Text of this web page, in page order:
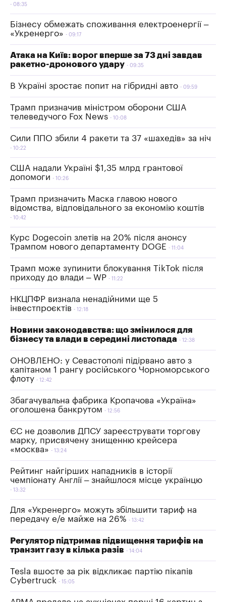
08:35
Бізнесу обмежать споживання електроенергії –
«Укренерго»
09:17
Атака на Київ: ворог вперше за 73 дні завдав
ракетно-дронового удару
09:35
В Україні зростає попит на гібридні авто 09:59
Трамп призначив міністром оборони США
телеведучого Fox News
10:08
Сили ППО збили 4 ракети та 37 «шахедів» за ніч
10:22
США надали Україні $1,35 млрд грантової
допомоги
10:26
Трамп призначить Маска главою нового
відомства, відповідального за економію коштів
10:42
Курс Dogecoin злетів на 20% після анонсу
Трампом нового департаменту DOGE
11:04
Трамп може зупинити блокування TikTok після
приходу до влади – WP
11:22
НКЦПФР визнала ненадійними ще 5
інвестпроєктів
12:18
Новини законодавства: що змінилося для
бізнесу та влади в середині листопада
12:38
ОНОВЛЕНО: у Севастополі підірвано авто з
капітаном 1 рангу російського Чорноморського
флоту
12:42
Збагачувальна фабрика Кропачова «Україна»
оголошена банкрутом
12:56
ЄС не дозволив ДПСУ зареєструвати торгову
марку, присвячену знищенню крейсера
«москва»
13:24
Рейтинг найгірших нападників в історії
чемпіонату Англії – знайшлося місце українцю
13:32
Для «Укренерго» можуть збільшити тариф на
передачу е/е майже на 26%
13:42
Регулятор підтримав підвищення тарифів на
транзит газу в кілька разів
14:04
Tesla вшосте за рік відкликає партію пікапів
Cybertruck
15:05